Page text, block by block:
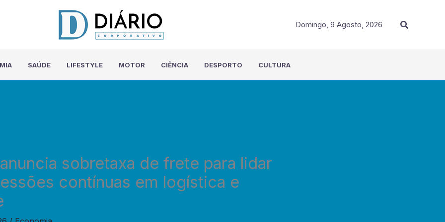
Domingo, 9 Agosto, 2026 Procurar
SAÚDE LIFESTYLE MOTOR CIÊNCIA DESPORTO CULTURA
sobretaxa de frete para lidar
contínuas em logística e